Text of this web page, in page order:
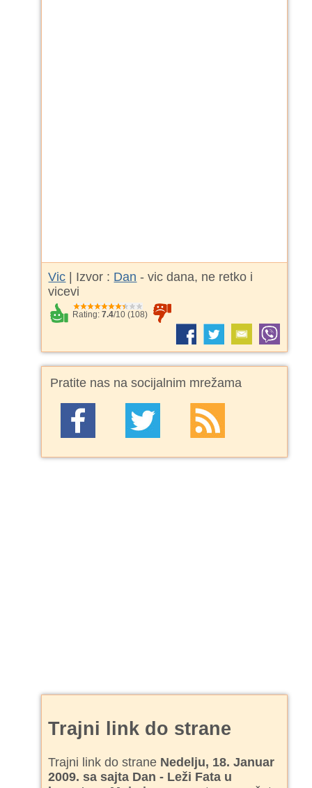
Vic | Izvor : Dan - vic dana, ne retko i
vicevi
Rating:7.4/10 (108)
Pratite nas na socijalnim mrežama
Trajni link do strane
Trajni link do strane Nedelju, 18. Januar
2009. sa sajta Dan - Leži Fata u